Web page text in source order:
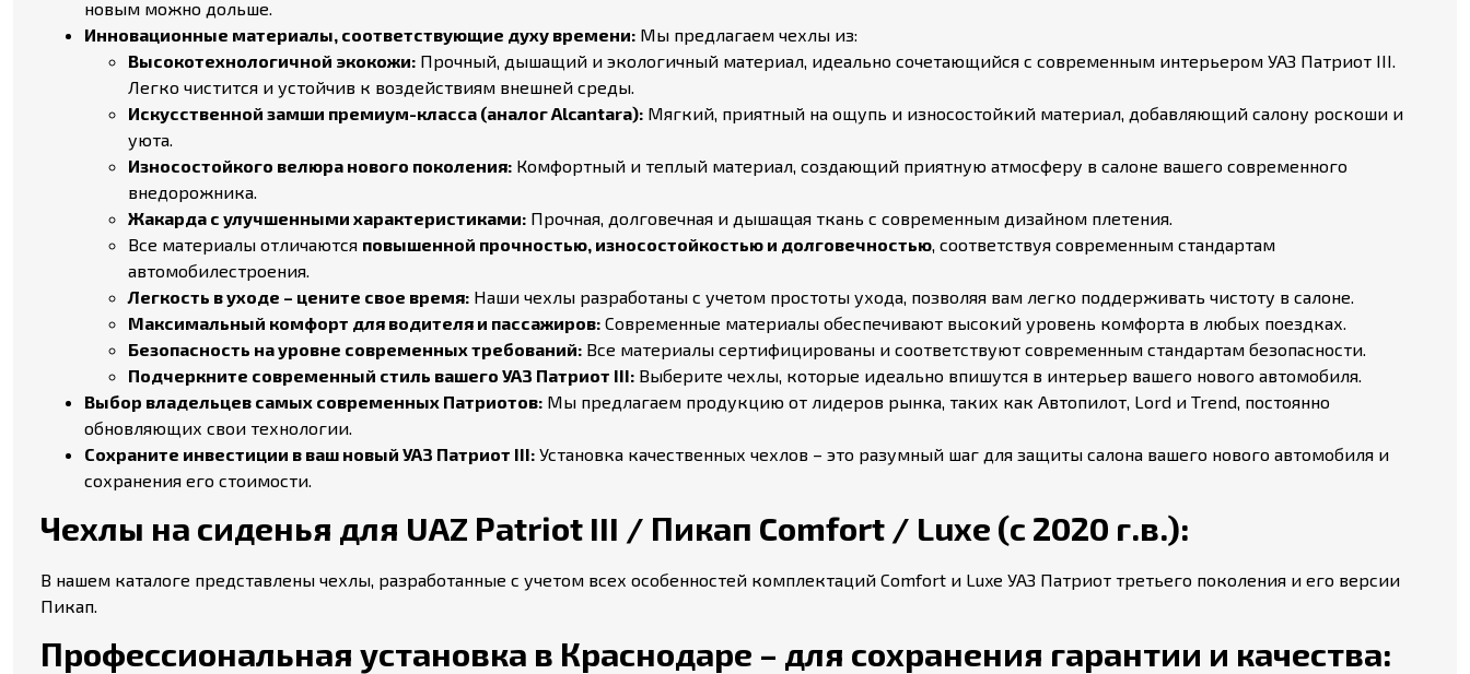
новым можно дольше.
Инновационные материалы, соответствующие духу времени: Мы предлагаем чехлы из:
Высокотехнологичной экокожи: Прочный, дышащий и экологичный материал, идеально сочетающийся с современным интерьером УАЗ Патриот III.
Легко чистится и устойчив к воздействиям внешней среды.
Искусственной замши премиум-класса (аналог Alcantara): Мягкий, приятный на ощупь и износостойкий материал, добавляющий салону роскоши и
уюта.
Износостойкого велюра нового поколения: Комфортный и теплый материал, создающий приятную атмосферу в салоне вашего современного
внедорожника.
Жакарда с улучшенными характеристиками: Прочная, долговечная и дышащая ткань с современным дизайном плетения.
Все материалы отличаются повышенной прочностью, износостойкостью и долговечностью, соответствуя современным стандартам
автомобилестроения.
Легкость в уходе – цените свое время: Наши чехлы разработаны с учетом простоты ухода, позволяя вам легко поддерживать чистоту в салоне.
Максимальный комфорт для водителя и пассажиров: Современные материалы обеспечивают высокий уровень комфорта в любых поездках.
Безопасность на уровне современных требований: Все материалы сертифицированы и соответствуют современным стандартам безопасности.
Подчеркните современный стиль вашего УАЗ Патриот III: Выберите чехлы, которые идеально впишутся в интерьер вашего нового автомобиля.
Выбор владельцев самых современных Патриотов: Мы предлагаем продукцию от лидеров рынка, таких как Автопилот, Lord и Trend, постоянно
обновляющих свои технологии.
Сохраните инвестиции в ваш новый УАЗ Патриот III: Установка качественных чехлов – это разумный шаг для защиты салона вашего нового автомобиля и
сохранения его стоимости.
Чехлы на сиденья для UAZ Patriot III / Пикап Comfort / Luxe (с 2020 г.в.):
В нашем каталоге представлены чехлы, разработанные с учетом всех особенностей комплектаций Comfort и Luxe УАЗ Патриот третьего поколения и его версии
Пикап.
Профессиональная установка в Краснодаре – для сохранения гарантии и качества: